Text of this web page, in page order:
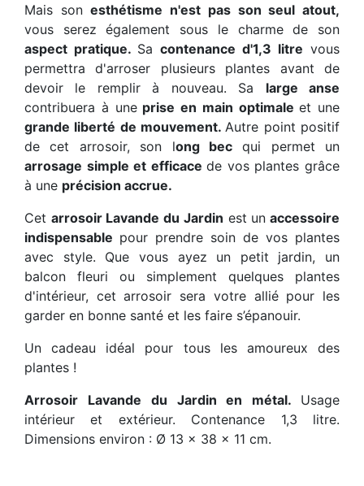
Mais sonesthétisme n'est pas son seul atout,
vous serez également sous le charme de son
aspect pratique. Sa contenance d'1,3 litre vous
permettra d'arroser plusieurs plantes avant de
devoir le remplir à nouveau. Sa large anse
contribuera à uneprise en main optimaleet une
grande liberté de mouvement. Autre point positif
de cet arrosoir, son long becqui permet un
arrosage simple et efficacede vos plantes grâce
à une précision accrue.
Cet arrosoir Lavande du Jardin est un accessoire
indispensable pour prendre soin de vos plantes
avec style. Que vous ayez un petit jardin, un
balcon fleuri ou simplement quelques plantes
d'intérieur, cet arrosoir sera votre allié pour les
garder en bonne santé et les faire s’épanouir.
Un cadeau idéal pour tous les amoureux des
plantes !
Arrosoir Lavande du Jardin en métal. Usage
intérieur et extérieur. Contenance 1,3 litre.
Dimensions environ : Ø 13 x 38 x 11 cm.